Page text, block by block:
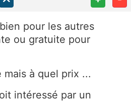
pour les autres
ou gratuite pour
mais à quel prix ...
intéressé par un